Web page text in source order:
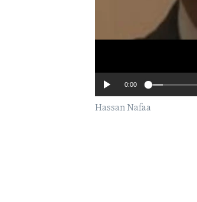
0:00
Hassan Nafaa